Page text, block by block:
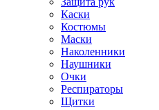
Каски
Костюмы
Маски
Наколенники
Наушники
Очки
Респираторы
Щитки